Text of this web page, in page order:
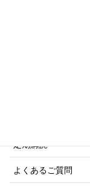
定期購読
よくあるご質問